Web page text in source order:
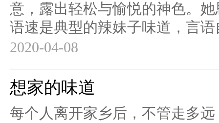
意，露出轻松与愉悦的神色。
语速是典型的辣妹子味道，言
2020-04-08
想家的味道
每个人离开家乡后，不管走多